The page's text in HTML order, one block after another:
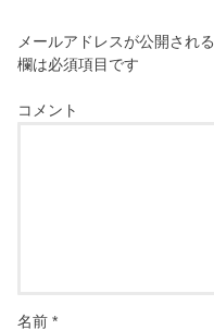
メールアドレスが公開され
欄は必須項目です
コメント
名前*